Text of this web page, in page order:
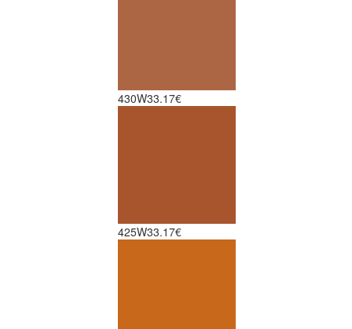
430W33.17€
425W33.17€